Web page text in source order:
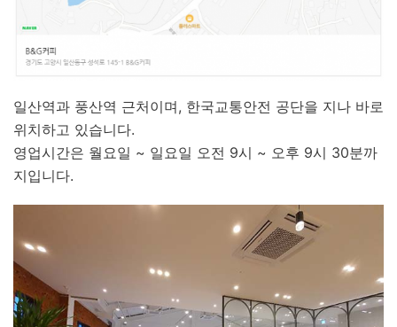
일산역과 풍산역 근처이며, 한국교통안전 공단을 지나 바로
위치하고 있습니다.
영업시간은 월요일 ~ 일요일 오전 9시 ~ 오후 9시 30분까
지입니다.